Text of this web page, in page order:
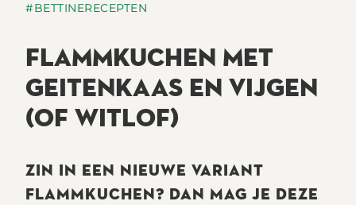
#BETTINERECEPTEN
FLAMMKUCHEN MET
GEITENKAAS EN VIJGEN
(OF WITLOF)
ZIN IN EEN NIEUWE VARIANT
FLAMMKUCHEN? DAN MAG JE DEZE